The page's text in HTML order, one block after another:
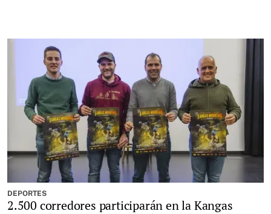
DEPORTES
2.500 corredores participarán en la Kangas